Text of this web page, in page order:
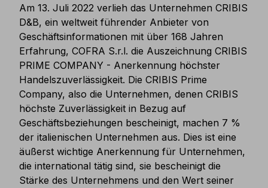
Am 13. Juli 2022 verlieh das Unternehmen CRIBIS
D&B, ein weltweit führender Anbieter von
Geschäftsinformationen mit über 168 Jahren
Erfahrung, COFRA S.r.l. die Auszeichnung CRIBIS
PRIME COMPANY - Anerkennung höchster
Handelszuverlässigkeit. Die CRIBIS Prime
Company, also die Unternehmen, denen CRIBIS
höchste Zuverlässigkeit in Bezug auf
Geschäftsbeziehungen bescheinigt, machen 7 %
der italienischen Unternehmen aus. Dies ist eine
äußerst wichtige Anerkennung für Unternehmen,
die international tätig sind, sie bescheinigt die
Stärke des Unternehmens und den Wert seiner